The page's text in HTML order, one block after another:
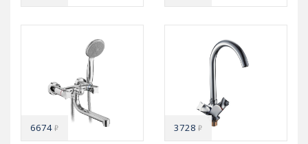
6674₽ 3728₽